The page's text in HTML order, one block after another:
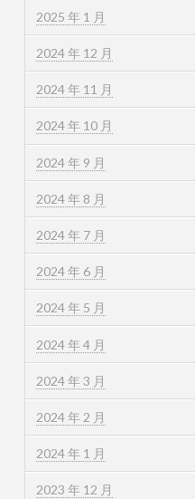
2025 年 1 月
2024 年 12 月
2024 年 11 月
2024 年 10 月
2024 年 9 月
2024 年 8 月
2024 年 7 月
2024 年 6 月
2024 年 5 月
2024 年 4 月
2024 年 3 月
2024 年 2 月
2024 年 1 月
2023 年 12 月